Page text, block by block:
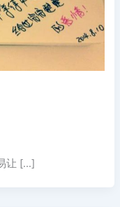
让 […]